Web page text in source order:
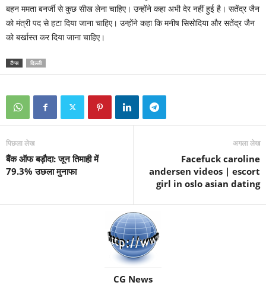
बहन ममता बनर्जी से कुछ सीख लेना चाहिए। उन्होंने कहा अभी देर नहीं हुई है। सतेंद्र जैन
को मंत्री पद से हटा दिया जाना चाहिए। उन्होंने कहा कि मनीष सिसोदिया और सतेंद्र जैन
को बर्खास्त कर दिया जाना चाहिए।
टैग्स दिल्ली
पिछला लेख
बैंक ऑफ बड़ौदा: जून तिमाही में
79.3% उछला मुनाफा
अगला लेख
Facefuck caroline
andersen videos | escort
girl in oslo asian dating
CG News